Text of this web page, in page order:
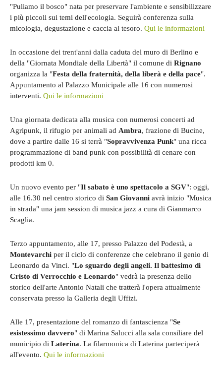
"Puliamo il bosco" nata per preservare l'ambiente e sensibilizzare
i più piccoli sui temi dell'ecologia. Seguirà conferenza sulla
micologia, degustazione e caccia al tesoro. Qui le informazioni
In occasione dei trent'anni dalla caduta del muro di Berlino e
della "Giornata Mondiale della Libertà" il comune di Rignano
organizza la "Festa della fraternità, della liberà e della pace".
Appuntamento al Palazzo Municipale alle 16 con numerosi
interventi. Qui le informazioni
Una giornata dedicata alla musica con numerosi concerti ad
Agripunk, il rifugio per animali ad Ambra, frazione di Bucine,
dove a partire dalle 16 si terrà "Sopravvivenza Punk" una ricca
programmazione di band punk con possibilità di cenare con
prodotti km 0.
Un nuovo evento per "Il sabato è uno spettacolo a SGV": oggi,
alle 16.30 nel centro storico di San Giovanni avrà inizio "Musica
in strada" una jam session di musica jazz a cura di Gianmarco
Scaglia.
Terzo appuntamento, alle 17, presso Palazzo del Podestà, a
Montevarchi per il ciclo di conferenze che celebrano il genio di
Leonardo da Vinci. "Lo sguardo degli angeli. Il battesimo di
Cristo di Verrocchio e Leonardo" vedrà la presenza dello
storico dell'arte Antonio Natali che tratterà l'opera attualmente
conservata presso la Galleria degli Uffizi.
Alle 17, presentazione del romanzo di fantascienza "Se
esistessimo davvero" di Marina Salucci alla sala consiliare del
municipio di Laterina. La filarmonica di Laterina parteciperà
all'evento. Qui le informazioni